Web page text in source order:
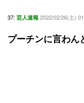
37: 芸人速報 2022/02/26(土)
プーチンに言わん